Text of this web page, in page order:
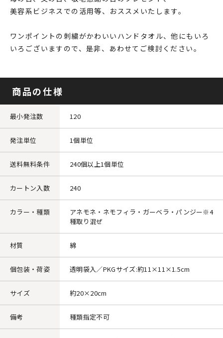
美容系ビジネスでの活用等、おススメいたします。
ワンポイントの刺繍がかわいいハンドタオル、他にもいろ
いろございますので、是非、あわせてご検討ください。
商品の仕様
最小発注数 120
発注単位 1個単位
送料無料条件 240個以上1個単位
カートン入数 240
カラー・種類
アネモネ・ネモフィラ・ガーベラ・パンジー※4
種取り混ぜ
材質 綿
個包装・荷姿 透明袋入／PKGサイズ:約11×11×1.5cm
サイズ 約20×20cm
備考 種類指定不可